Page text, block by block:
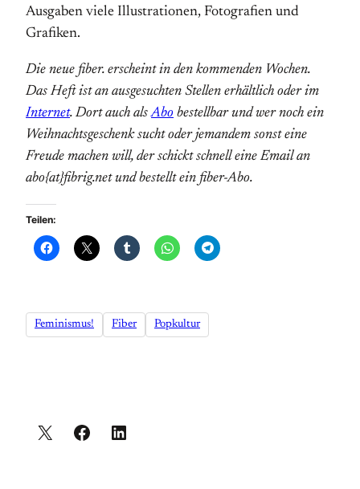
Ausgaben viele Illustrationen, Fotografien und
Grafiken.
Die neue fiber. erscheint in den kommenden Wochen.
Das Heft ist an ausgesuchten Stellen erhältlich oder im
Internet. Dort auch alsAbo bestellbar und wer noch ein
Weihnachtsgeschenk sucht oder jemandem sonst eine
Freude machen will, der schickt schnell eine Email an
abo{at}fibrig.net und bestellt ein fiber-Abo.
Teilen:
Feminismus! Fiber Popkultur